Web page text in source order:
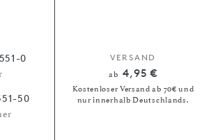
0
50
VERSAND
ab 4,95 €
Kostenloser Versand ab 70€ und
nur innerhalb Deutschlands.